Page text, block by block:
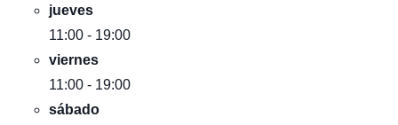
jueves
11:00 - 19:00
viernes
11:00 - 19:00
sábado